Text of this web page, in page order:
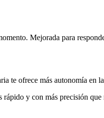
Mejorada para
te ofrece más autonomía en
y con más precisión